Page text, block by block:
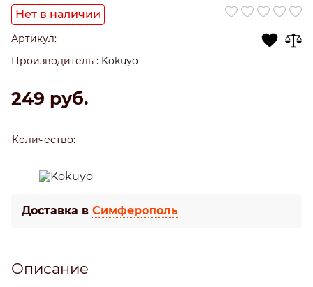
Нет в наличии
Артикул:
Производитель : Kokuyo
249 руб.
Количество:
Доставка в Симферополь
Описание